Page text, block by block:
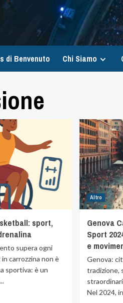
di Benvenuto Chi Siamo
sport,
supera ogni
carrozzina non è
sportiva: è un
Altro
Genova
Sport
e
Genova:
tradizione,
Nel 2024,